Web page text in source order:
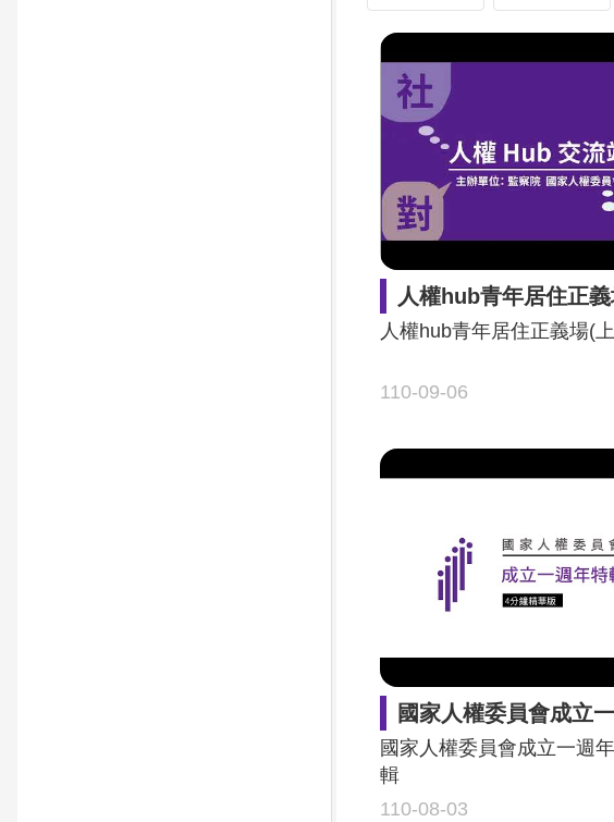
人權hub青年居住正
110-09-06
人權hub青年居住正義場(
國家人權委員會成立一週年4
110-08-03
國家人權委員會成立一週
輯